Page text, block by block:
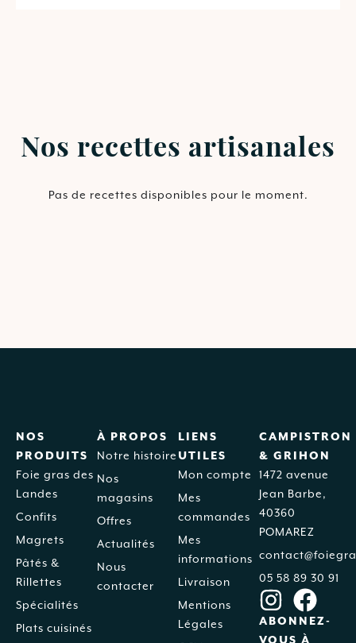
Nos recettes artisanales
Pas de recettes disponibles pour le moment.
NOS
PRODUITS
Foie gras des
Landes
Confits
Magrets
Pâtés &
Rillettes
Spécialités
Plats cuisinés
À PROPOS
Notre histoire
Nos
magasins
Offres
Actualités
Nous
contacter
LIENS
UTILES
Mon compte
Mes
commandes
Mes
informations
Livraison
Mentions
Légales
CAMPISTRON
& GRIHON
1472 avenue
Jean Barbe,
40360
POMAREZ
05 58 89 30 91
ABONNEZ-